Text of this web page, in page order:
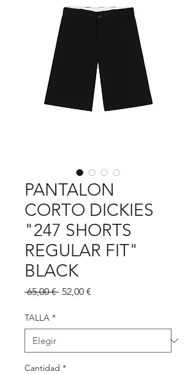
PANTALON
CORTO DICKIES
"247 SHORTS
REGULAR FIT"
BLACK
65,00 € Precio
52,00 €
TALLA *
Cantidad *